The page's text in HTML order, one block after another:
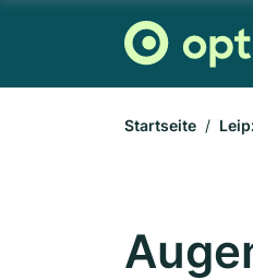
Startseite